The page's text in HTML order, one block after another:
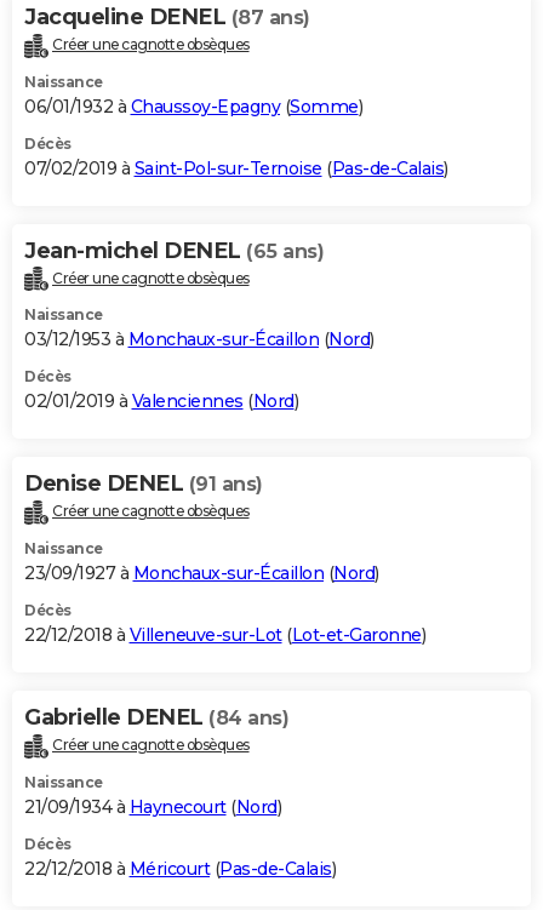
Jacqueline DENEL (87 ans)
Créer une cagnotte obsèques
Naissance
06/01/1932 à Chaussoy-Epagny(Somme)
Décès
07/02/2019 à Saint-Pol-sur-Ternoise (Pas-de-Calais)
Jean-michel DENEL (65 ans)
Créer une cagnotte obsèques
Naissance
03/12/1953 à Monchaux-sur-Écaillon (Nord)
Décès
02/01/2019 à Valenciennes (Nord)
Denise DENEL (91 ans)
Créer une cagnotte obsèques
Naissance
23/09/1927 à Monchaux-sur-Écaillon (Nord)
Décès
22/12/2018 à Villeneuve-sur-Lot(Lot-et-Garonne)
Gabrielle DENEL (84 ans)
Créer une cagnotte obsèques
Naissance
21/09/1934 à Haynecourt(Nord)
Décès
22/12/2018 à Méricourt(Pas-de-Calais)